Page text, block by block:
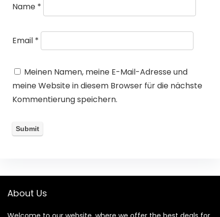
Name *
Email *
Meinen Namen, meine E-Mail-Adresse und
meine Website in diesem Browser für die nächste
Kommentierung speichern.
About Us